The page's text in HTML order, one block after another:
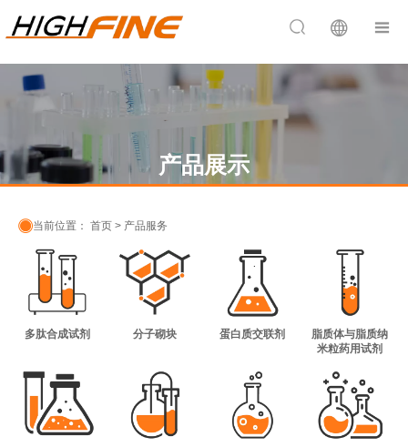
 
产品展示
当前位置： 首页 > 产品服务
多肽合成试剂 分子砌块 蛋白质交联剂
脂质体与脂质纳
米粒药用试剂